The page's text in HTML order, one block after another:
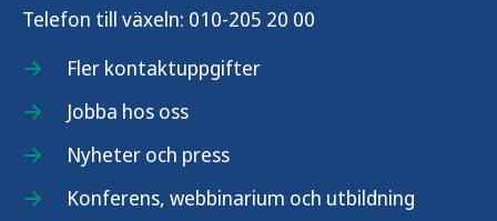
Telefon till växeln: 010-205 20 00
Fler kontaktuppgifter
Jobba hos oss
Nyheter och press
Konferens, webbinarium och utbildning